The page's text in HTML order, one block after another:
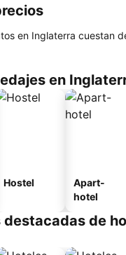
en Inglaterra cuestan
en
Hostel
Apart-
hotel
destacadas de